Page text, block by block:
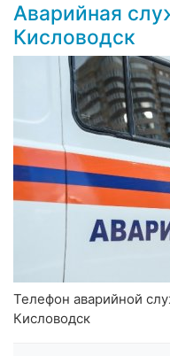
Аварийная
Кисловодск
Телефон аварийной
Кисловодск